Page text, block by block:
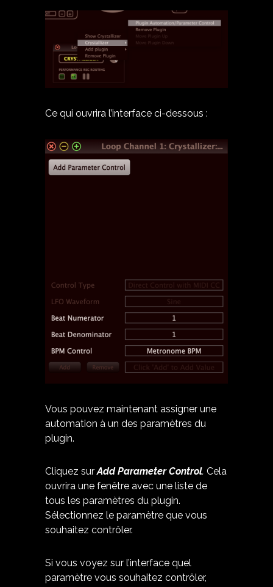
Ce qui ouvrira l’interface ci-dessous :
Vous pouvez maintenant assigner une
automation à un des paramètres du
plugin.
Cliquez surAdd Parameter Control. Cela
ouvrira une fenêtre avec une liste de
tous les paramètres du plugin.
Sélectionnez le paramètre que vous
souhaitez contrôler.
Si vous voyez sur l’interface quel
paramètre vous souhaitez contrôler,